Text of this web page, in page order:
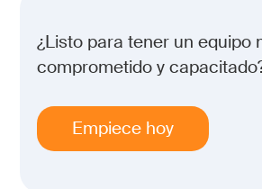
¿Listo para tener un equipo
comprometido y
Empiece hoy